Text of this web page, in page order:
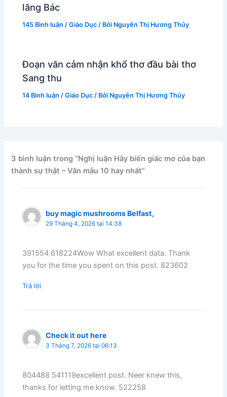
lăng Bác
145 Bình luận /Giáo Dục / Bởi Nguyễn Thị Hương Thủy
Đoạn văn cảm nhận khổ thơ đầu bài thơ
Sang thu
14 Bình luận /Giáo Dục / Bởi Nguyễn Thị Hương Thủy
3 bình luận trong “Nghị luận Hãy biến giấc mơ của bạn
thành sự thật – Văn mẫu 10 hay nhất”
buy magic mushrooms Belfast,
29 Tháng 4, 2026 tại 14:38
391554 618224Wow What excellent data. Thank
you for the time you spent on this post. 823602
Trả lời
Check it out here
3 Tháng 7, 2026 tại 06:13
804488 541119excellent post. Neer knew this,
thanks for letting me know. 522258